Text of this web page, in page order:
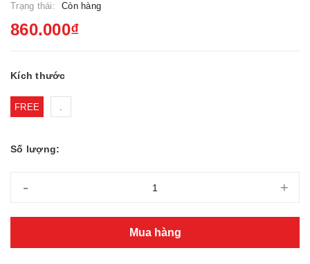
Trạng thái: Còn hàng
860.000₫
Kích thước
FREE .
Số lượng:
- +
Mua hàng